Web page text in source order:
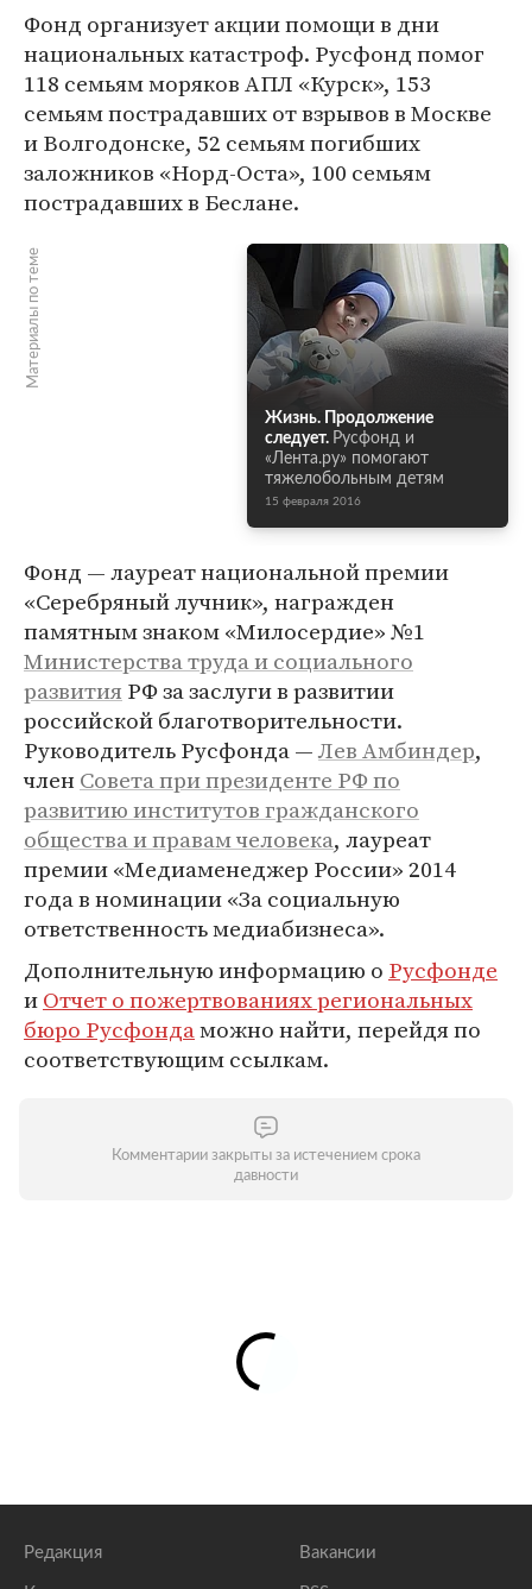
Фонд организует акции помощи в дни
национальных катастроф. Русфонд помог
118 семьям моряков АПЛ «Курск», 153
семьям пострадавших от взрывов в Москве
и Волгодонске, 52 семьям погибших
заложников «Норд-Оста», 100 семьям
пострадавших в Беслане.
Материалы по теме
Жизнь. Продолжение
следует. Русфонд и
«Лента.ру» помогают
тяжелобольным детям
15 февраля 2016
Фонд — лауреат национальной премии
«Серебряный лучник», награжден
памятным знаком «Милосердие» №1
Министерства труда и социального
развития РФ за заслуги в развитии
российской благотворительности.
Руководитель Русфонда —Лев Амбиндер,
членСовета при президенте РФ по
развитию институтов гражданского
общества и правам человека, лауреат
премии «Медиаменеджер России» 2014
года в номинации «За социальную
ответственность медиабизнеса».
Дополнительную информацию о Русфонде
иОтчет о пожертвованиях региональных
бюро Русфондаможно найти, перейдя по
соответствующим ссылкам.
Комментарии закрыты за истечением срока
давности
Редакция Вакансии